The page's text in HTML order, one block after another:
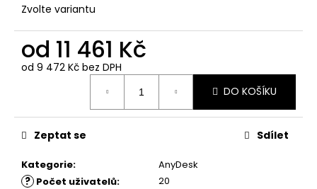
Zvolte variantu
od 11 461 Kč
od 9 472 Kč bez DPH
DO KOŠÍKU
Kategorie: AnyDesk
? Počet uživatelů: 20
Zeptat se Sdílet
o
p
o
u
e
m
e